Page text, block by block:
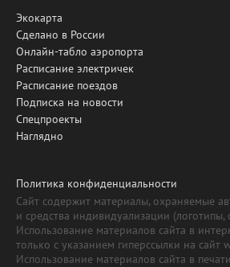
Экокарта
Сделано в России
Онлайн-табло аэропорта
Расписание электричек
Расписание поездов
Подписка на новости
Спецпроекты
Наглядно
Политика конфиденциальности
Сайт содержит материалы, охраняемые
и средства индивидуализации
Использование материалов сайта в
только с указанием гиперссылки на сайт
Использование материалов сайта в